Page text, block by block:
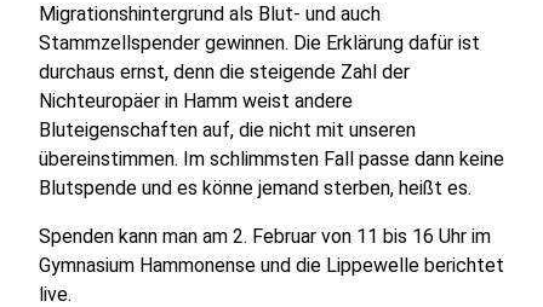
Migrationshintergrund als Blut- und auch
Stammzellspender gewinnen. Die Erklärung dafür ist
durchaus ernst, denn die steigende Zahl der
Nichteuropäer in Hamm weist andere
Bluteigenschaften auf, die nicht mit unseren
übereinstimmen. Im schlimmsten Fall passe dann keine
Blutspende und es könne jemand sterben, heißt es.
Spenden kann man am 2. Februar von 11 bis 16 Uhr im
Gymnasium Hammonense und die Lippewelle berichtet
live.